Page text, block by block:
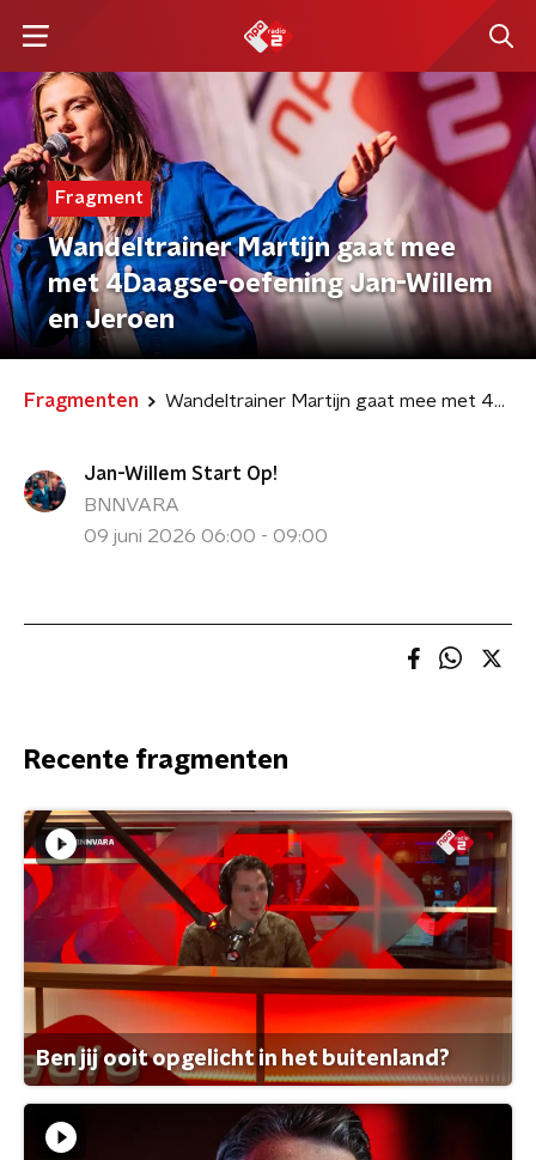
Fragment
Wandeltrainer Martijn gaat mee
met 4Daagse-oefening Jan-Willem
en Jeroen
Fragmenten Wandeltrainer Martijn gaat mee met 4Daagse-oefening Jan-Willem en Jeroen
Jan-Willem Start Op!
BNNVARA
09 juni 2026 06:00 - 09:00
Recente fragmenten
Ben jij ooit opgelicht in het buitenland?